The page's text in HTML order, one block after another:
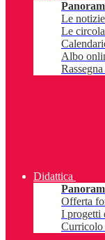
Le notizie
Le
Albo
Didattica
Offerta
I progetti
Curricolo